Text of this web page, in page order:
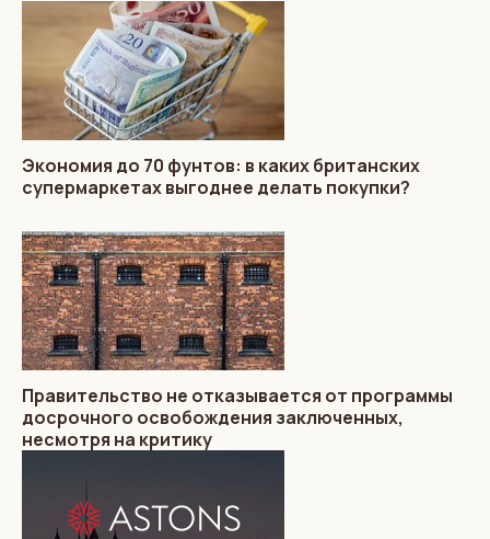
Экономия до 70 фунтов: в каких британских
супермаркетах выгоднее делать покупки?
Правительство не отказывается от программы
досрочного освобождения заключенных,
несмотря на критику